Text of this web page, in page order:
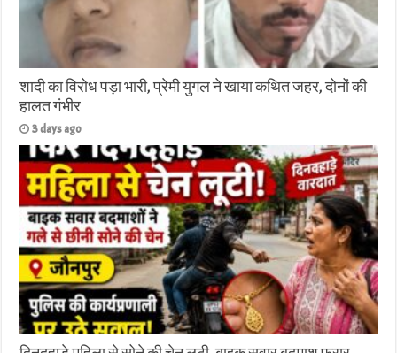
शादी का विरोध पड़ा भारी, प्रेमी युगल ने खाया कथित जहर, दोनों की
हालत गंभीर
3 days ago